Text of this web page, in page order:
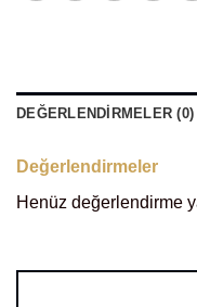
DEĞERLENDIRMELER (0)
Değerlendirmeler
Henüz değerlendirme